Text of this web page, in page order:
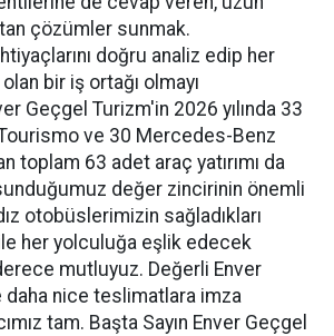
çözümler sunmak.
doğru analiz edip her
bir iş ortağı olmayı
Geçgel Turizm'in 2026 yılında 33
ve 30 Mercedes-Benz
toplam 63 adet araç yatırımı da
değer zincirinin önemli
otobüslerimizin sağladıkları
her yolculuğa eşlik edecek
mutluyuz. Değerli Enver
daha nice teslimatlara imza
tam. Başta Sayın Enver Geçgel